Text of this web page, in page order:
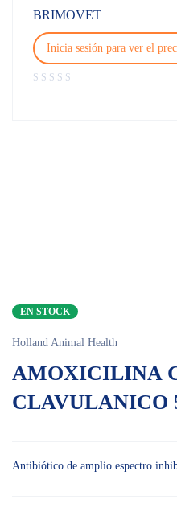
BRIMOVET
Inicia sesión para ver el
EN STOCK
Holland Animal Health
AMOXICILINA
CLAVULANICO
Antibiótico de amplio espectro